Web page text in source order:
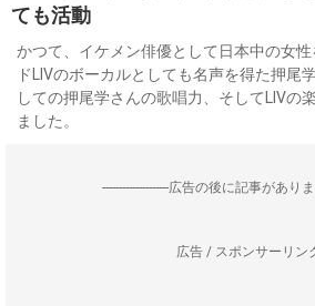
ても活動
かつて、イケメン俳優として日本中の女
ドLIVのボーカルとしても名声を得た押尾
しての押尾学さんの歌唱力、そしてLIVの
ました。
--------------------広告の後に記事がありま
広告 / スポンサーリン